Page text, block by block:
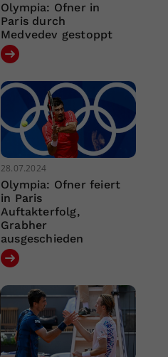
Olympia: Ofner in
Paris durch
Medvedev gestoppt
28.07.2024
Olympia: Ofner feiert
in Paris
Auftakterfolg,
Grabher
ausgeschieden